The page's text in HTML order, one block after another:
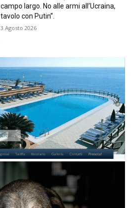
campo largo. No alle armi all’Ucraina,
tavolo con Putin”.
3 Agosto 2026